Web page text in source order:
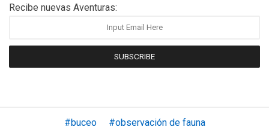
Recibe nuevas Aventuras:
SUBSCRIBE
buceo observación de fauna